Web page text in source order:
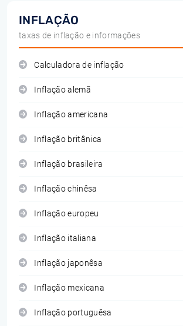
INFLAÇÃO
taxas de inflação e informações
Calculadora de inflação
Inflação alemã
Inflação americana
Inflação britânica
Inflação brasileira
Inflação chinêsa
Inflação europeu
Inflação italiana
Inflação japonêsa
Inflação mexicana
Inflação portuguêsa